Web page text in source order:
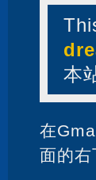
本
在
面的右